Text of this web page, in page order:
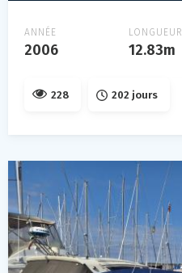
ANNÉE
2006
LONGUEUR
12.83m
228 202 jours